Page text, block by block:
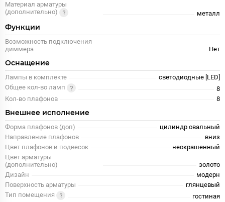
Материал арматуры
(дополнительно)
металл
Функции
Возможность подключения
диммера
Нет
Оснащение
Лампы в комплекте
светодиодные [LED]
Общее кол-во ламп
8
Кол-во плафонов
8
Внешнее исполнение
Форма плафонов (доп)
цилиндр овальный
Направление плафонов
вниз
Цвет плафонов и подвесок
неокрашенный
Цвет арматуры
(дополнительно)
золото
Дизайн
модерн
Поверхность арматуры
глянцевый
Тип помещения
гостиная